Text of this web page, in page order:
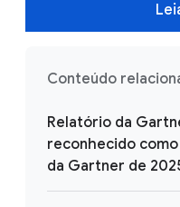
Conteúdo
Relatório da
reconhecido
da Gartner de